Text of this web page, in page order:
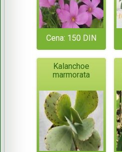
Cena: 150 DIN
Kalanchoe
marmorata